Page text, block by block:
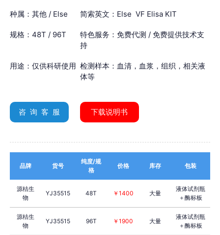
种属：其他 / Else 简索英文：Else VF Elisa KIT
规格：48T / 96T
特色服务：免费代测 / 免费提供技术支
持
用途：仅供科研使用 检测样本：血清，血浆，组织，相关液
体等
咨 询 客 服 下载说明书
品牌 货号
纯度/规
格
价格 库存 包装
源桔生
物
YJ35515 48T ￥1400 大量
液体试剂瓶
＋酶标板
源桔生
物
YJ35515 96T ￥1900 大量
液体试剂瓶
＋酶标板